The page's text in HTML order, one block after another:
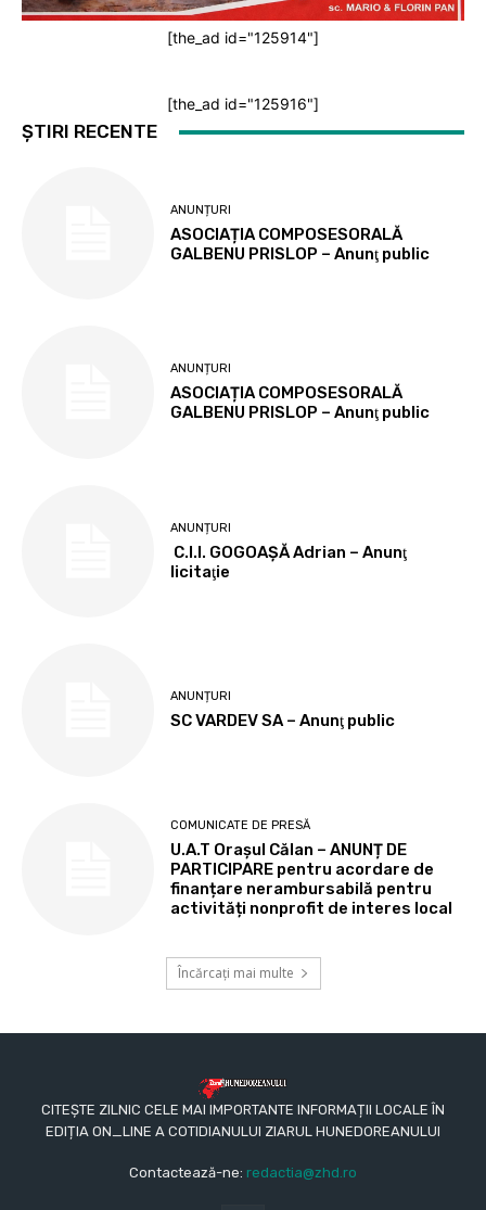
[the_ad id="125914"]
[the_ad id="125916"]
ȘTIRI RECENTE
ANUNȚURI
ASOCIAȚIA COMPOSESORALĂ
GALBENU PRISLOP – Anunţ public
ANUNȚURI
ASOCIAȚIA COMPOSESORALĂ
GALBENU PRISLOP – Anunţ public
ANUNȚURI
C.I.I. GOGOAŞĂ Adrian – Anunţ
licitaţie
ANUNȚURI
SC VARDEV SA – Anunţ public
COMUNICATE DE PRESĂ
U.A.T Orașul Călan – ANUNȚ DE
PARTICIPARE pentru acordare de
finanțare nerambursabilă pentru
activități nonprofit de interes local
Încărcați mai multe
CITEȘTE ZILNIC CELE MAI IMPORTANTE INFORMAȚII LOCALE ÎN
EDIȚIA ON_LINE A COTIDIANULUI ZIARUL HUNEDOREANULUI
Contactează-ne: redactia@zhd.ro